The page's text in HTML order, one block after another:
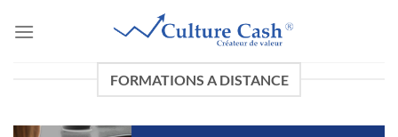
FORMATIONS A DISTANCE